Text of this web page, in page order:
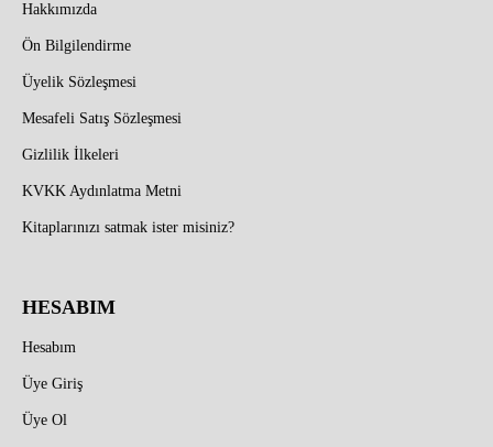
Hakkımızda
Ön Bilgilendirme
Üyelik Sözleşmesi
Mesafeli Satış Sözleşmesi
Gizlilik İlkeleri
KVKK Aydınlatma Metni
Kitaplarınızı satmak ister misiniz?
HESABIM
Hesabım
Üye Giriş
Üye Ol